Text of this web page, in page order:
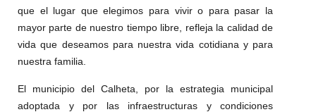
que el lugar que elegimos para vivir o para pasar la
mayor parte de nuestro tiempo libre, refleja la calidad de
vida que deseamos para nuestra vida cotidiana y para
nuestra familia.
El municipio del Calheta, por la estrategia municipal
adoptada y por las infraestructuras y condiciones